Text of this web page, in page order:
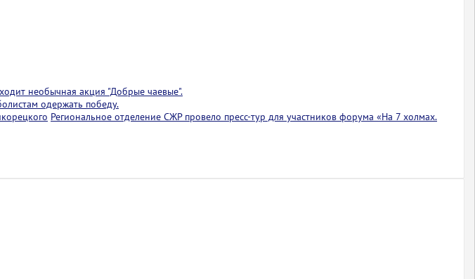
необычная акция "Добрые чаевые".
одержать победу.
Региональное отделение СЖР провело пресс-тур для участников форума «На 7 холмах.